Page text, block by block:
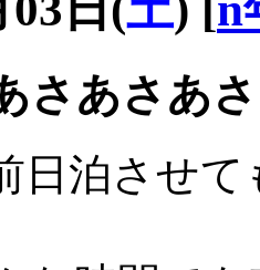
さあさあ
日泊させ